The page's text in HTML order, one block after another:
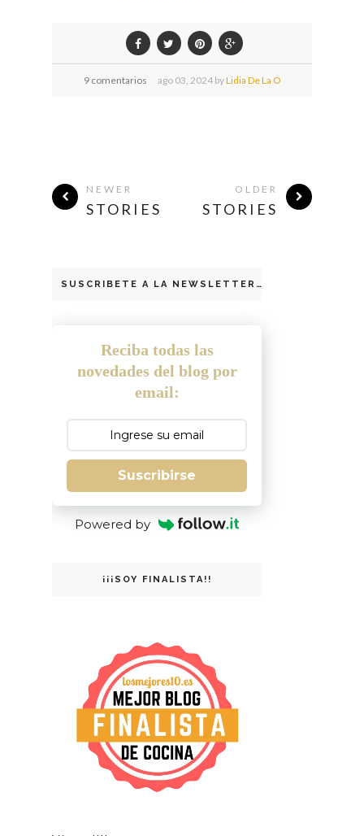
9 comentarios ago 03, 2024 byLidia De La O
NEWER
STORIES
OLDER
STORIES
SUSCRIBETE A LA NEWSLETTER
Reciba todas las
novedades del blog por
email:
Suscribirse
Powered by
¡¡¡SOY FINALISTA!!